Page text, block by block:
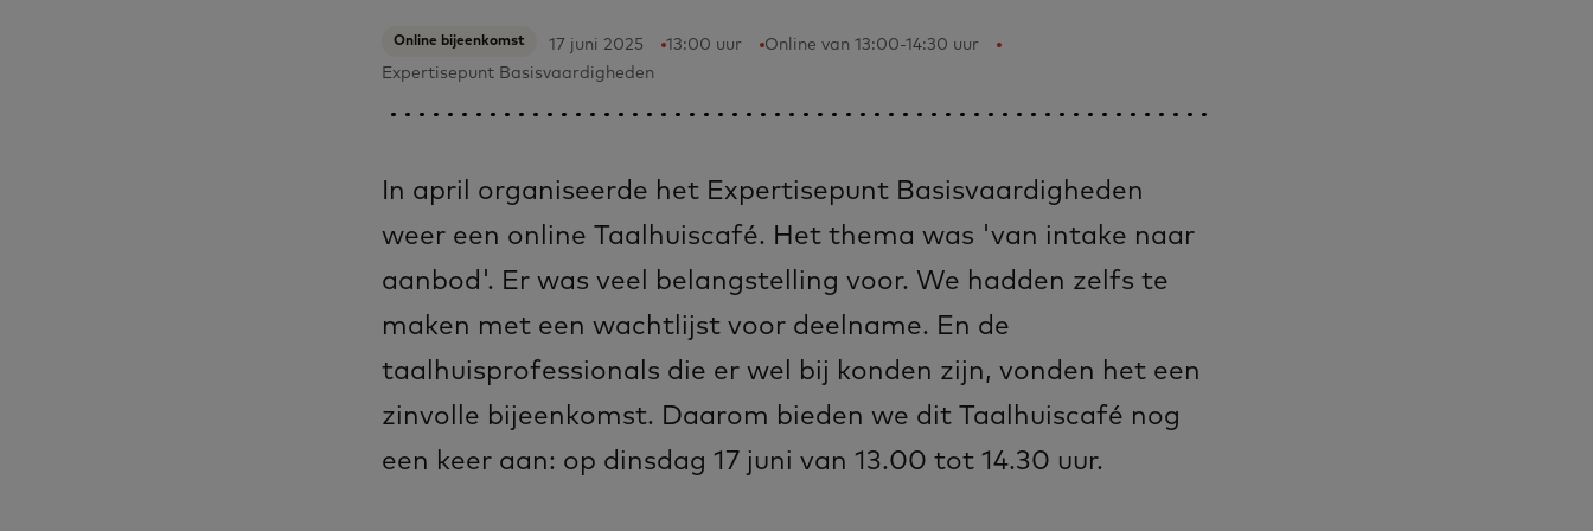
Online bijeenkomst 17 juni 2025 13:00 uur
Online van 13:00-14:30 uur
Expertisepunt Basisvaardigheden
In april or­ga­ni­seer­de het Ex­per­ti­se­punt Ba­sis­vaar­dig­he­den
weer een on­li­ne Taal­huis­ca­fé. Het the­ma was 'van in­ta­ke naar
aan­bod'. Er was veel be­lang­stel­ling voor. We had­den zelfs te
ma­ken met een wacht­lijst voor deel­na­me. En de
taalhuisprofessionals die er wel bij kon­den zijn, von­den het een
zin­vol­le bij­een­komst. Daar­om bieden we dit Taal­huis­ca­fé nog
een keer aan: op dins­dag 17 ju­ni van 13.00 tot 14.30 uur.